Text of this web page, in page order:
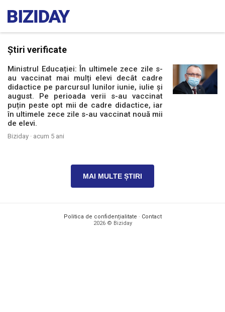
Știri verificate
Ministrul Educației: În ultimele zece zile s-
au vaccinat mai mulți elevi decât cadre
didactice pe parcursul lunilor iunie, iulie și
august. Pe perioada verii s-au vaccinat
puțin peste opt mii de cadre didactice, iar
în ultimele zece zile s-au vaccinat nouă mii
de elevi.
Biziday · acum 5 ani
MAI MULTE ȘTIRI
Politica de confidențialitate · Contact
2026 © Biziday